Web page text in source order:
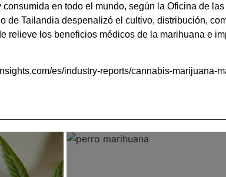
en todo el mundo, según la Oficina de
de Tailandia despenalizó el cultivo, distribución,
relieve los beneficios médicos de la marihuana e
es/industry-reports/cannabis-marijuana-